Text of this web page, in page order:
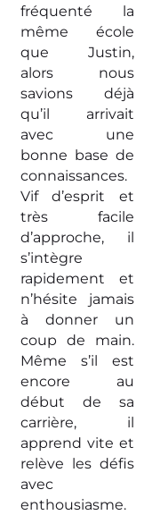
fréquenté la
même école
que Justin,
alors nous
savions déjà
qu’il arrivait
avec une
bonne base de
connaissances.
Vif d’esprit et
très facile
d’approche, il
s’intègre
rapidement et
n’hésite jamais
à donner un
coup de main.
Même s’il est
encore au
début de sa
carrière, il
apprend vite et
relève les défis
avec
enthousiasme.